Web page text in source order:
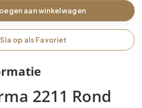
aan winkelwagen
Sla op als Favoriet
2211 Rond